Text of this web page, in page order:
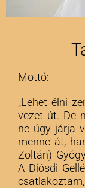
Mottó:
„Lehet élni
vezet út. De
ne úgy járja
menne át,
Zoltán)
A Diósdi